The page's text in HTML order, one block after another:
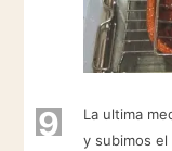
9
La ultima
y subimos el